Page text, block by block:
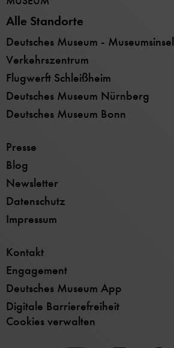
Alle Standorte
Deutsches Museum - Museumsinsel
Verkehrszentrum
Flugwerft Schleißheim
Deutsches Museum Nürnberg
Deutsches Museum Bonn
Presse
Blog
Newsletter
Datenschutz
Impressum
Kontakt
Engagement
Deutsches Museum App
Digitale Barrierefreiheit
Cookies verwalten